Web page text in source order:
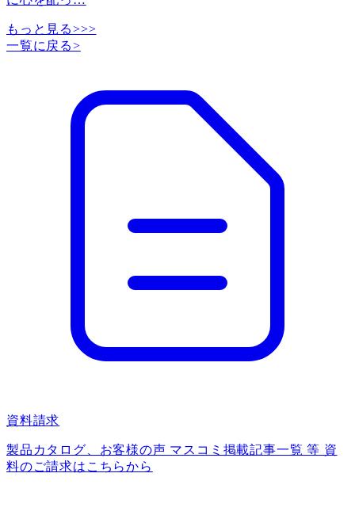
もっと見る>>>
一覧に戻る>
資料請求
製品カタログ、お客様の声 マスコミ掲載記事一覧 等 資
料のご請求はこちらから